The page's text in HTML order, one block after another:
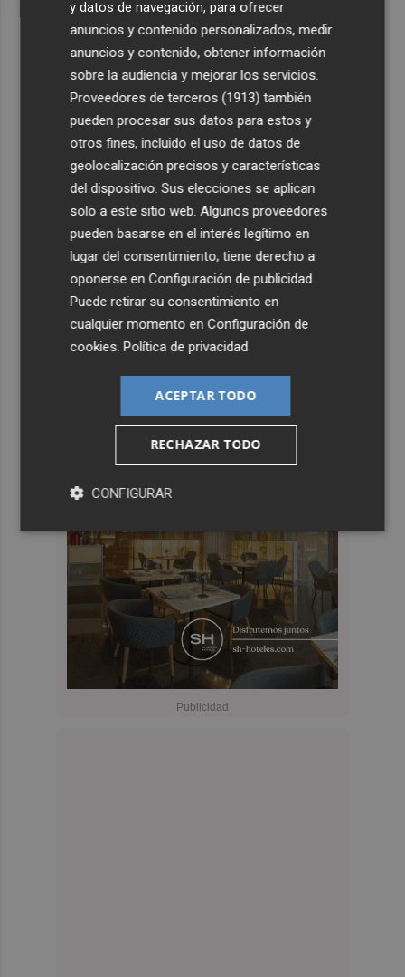
y datos de navegación, para ofrecer
anuncios y contenido personalizados, medir
anuncios y contenido, obtener información
sobre la audiencia y mejorar los servicios.
Proveedores de terceros (1913) también
pueden procesar sus datos para estos y
otros fines, incluido el uso de datos de
geolocalización precisos y características
del dispositivo. Sus elecciones se aplican
solo a este sitio web. Algunos proveedores
pueden basarse en el interés legítimo en
lugar del consentimiento; tiene derecho a
oponerse enConfiguración de publicidad
Puede retirar su consentimiento en
cualquier momento enConfiguración de
cookies .Política de privacidad
ACEPTAR TODO
RECHAZAR TODO
CONFIGURAR